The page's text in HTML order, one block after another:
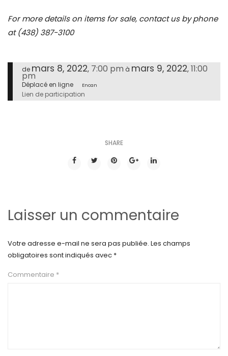
For more details on items for sale, contact us by phone
at (438) 387-3100
de mars 8, 2022, 7:00 pm à mars 9, 2022, 11:00
pm
Déplacé en ligne Encan
Lien de participation
SHARE
Laisser un commentaire
Votre adresse e-mail ne sera pas publiée. Les champs
obligatoires sont indiqués avec *
Commentaire *